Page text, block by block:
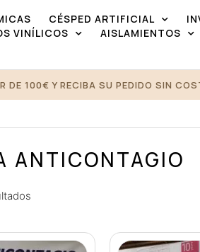
CÉSPED ARTIFICIAL
VINÍLICOS AISLAMIENTOS
DE 100€ Y RECIBA SU PEDIDO SIN
ANTICONTAGIO